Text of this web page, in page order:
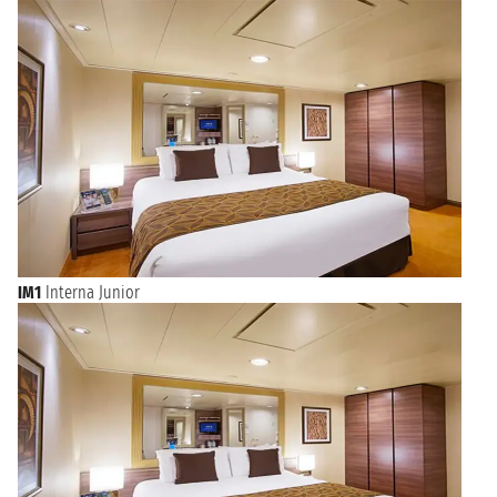
Passeggiando per il centro, si possono ammirare edifici
coloniali ben conservati, che offrono uno sguardo nel passato
e testimoniano l'importanza della città nel corso dei secoli.
Natura e divertimento a Santos
La bellezza naturale di Santos si manifesta lungo la sua costa,
con spiagge che si estendono per chilometri, offrendo
panorami mozzafiato e l'opportunità di rilassarsi sotto il sole
brasiliano. IlGiardino sulla spiaggia, che si estende per diversi
chilometri lungo il lungomare, è riconosciuto come il più
grande giardino fronte mare del mondo, offrendo spazi verdi
ideali per passeggiate rilassanti e attività all'aperto.
Cultura e intrattenimento
Oltre alla sua storia e bellezza naturale, Santos è un centro
vivace di cultura e intrattenimento. La città ospita diversi
eventi culturali, mostre d'arte e spettacoli musicali che
riflettono la ricca diversità del Brasile. La vita notturna di
Santos, con i suoi bar e club, promette serate divertenti e
l'opportunità di assaporare la cucina locale, offrendo momenti
indimenticabili.
IM1 Interna Junior